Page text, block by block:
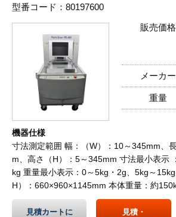
型番コード：80197600
販売価格
メーカー
重量
機器仕様
寸法測定範囲 幅：（W）：10～345mm、
m、高さ（H）：5～345mm 寸法最小表示
kg 重量最小表示：0～5kg・2g、5kg～
H）：660×960×1145mm 本体重量：約
見積カートに
見積・